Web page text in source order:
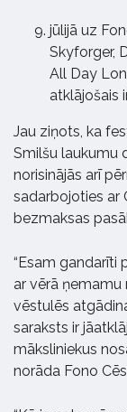
jūlijā uz
Skyforger,
All Day
atklājošais
Jau ziņots, ka
Smilšu laukumu
norisinājās arī
sadarbojoties ar
bezmaksas
“Esam gandarīti
ar vērā
vēstulēs
saraksts ir
māksliniekus
norāda Fono